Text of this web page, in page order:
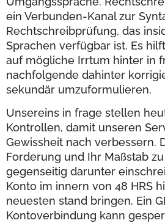
ein Verbunden-Kanal zur
Rechtschreibprüfung, das
Sprachen verfügbar ist. Es
auf mögliche Irrtum hinter in
nachfolgende dahinter
sekundär umzuformulieren.
Unsereins in frage stellen
Kontrollen, damit unseren
Gewissheit nach verbessern.
Forderung und Ihr Maßstab
gegenseitig darunter
Konto im innern von 48 HRS
neuesten stand bringen. Ein
Kontoverbindung kann